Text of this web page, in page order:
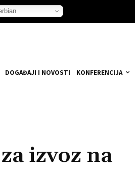
DOGAĐAJI I NOVOSTI KONFERENCIJA
izvoz na